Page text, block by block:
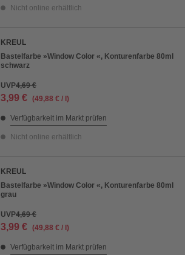
Nicht online erhältlich
KREUL
Bastelfarbe »Window Color «, Konturenfarbe 80ml
schwarz
UVP4,69 €
3,99 € (49,88 € / l)
Verfügbarkeit im Markt prüfen
Nicht online erhältlich
KREUL
Bastelfarbe »Window Color «, Konturenfarbe 80ml
grau
UVP4,69 €
3,99 € (49,88 € / l)
Verfügbarkeit im Markt prüfen